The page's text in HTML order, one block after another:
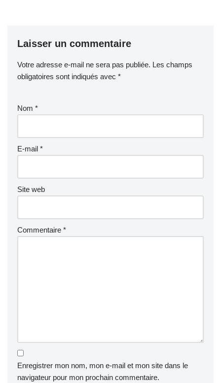
Laisser un commentaire
Votre adresse e-mail ne sera pas publiée. Les champs
obligatoires sont indiqués avec *
Nom *
E-mail *
Site web
Commentaire *
Enregistrer mon nom, mon e-mail et mon site dans le
navigateur pour mon prochain commentaire.